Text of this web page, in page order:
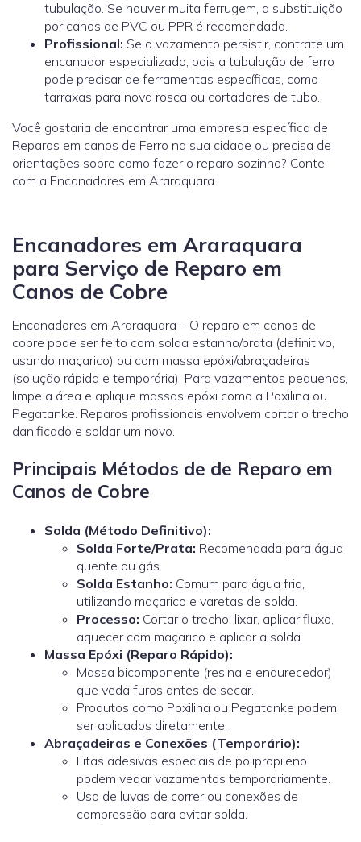
tubulação. Se houver muita ferrugem, a substituição
por canos de PVC ou PPR é recomendada.
Profissional: Se o vazamento persistir, contrate um
encanador especializado, pois a tubulação de ferro
pode precisar de ferramentas específicas, como
tarraxas para nova rosca ou cortadores de tubo.
Você gostaria de encontrar uma empresa específica de
Reparos em canos de Ferro na sua cidade ou precisa de
orientações sobre como fazer o reparo sozinho? Conte
com a Encanadores em Araraquara.
Encanadores em Araraquara
para Serviço de Reparo em
Canos de Cobre
Encanadores em Araraquara – O reparo em canos de
cobre pode ser feito com solda estanho/prata (definitivo,
usando maçarico) ou com massa epóxi/abraçadeiras
(solução rápida e temporária). Para vazamentos pequenos,
limpe a área e aplique massas epóxi como a Poxilina ou
Pegatanke. Reparos profissionais envolvem cortar o trecho
danificado e soldar um novo.
Principais Métodos de de Reparo em
Canos de Cobre
Solda (Método Definitivo):
Solda Forte/Prata: Recomendada para água
quente ou gás.
Solda Estanho: Comum para água fria,
utilizando maçarico e varetas de solda.
Processo: Cortar o trecho, lixar, aplicar fluxo,
aquecer com maçarico e aplicar a solda.
Massa Epóxi (Reparo Rápido):
Massa bicomponente (resina e endurecedor)
que veda furos antes de secar.
Produtos como Poxilina ou Pegatanke podem
ser aplicados diretamente.
Abraçadeiras e Conexões (Temporário):
Fitas adesivas especiais de polipropileno
podem vedar vazamentos temporariamente.
Uso de luvas de correr ou conexões de
compressão para evitar solda.